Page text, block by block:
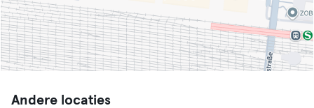
Andere locaties